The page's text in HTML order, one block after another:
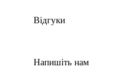
Відгуки
Напишіть нам